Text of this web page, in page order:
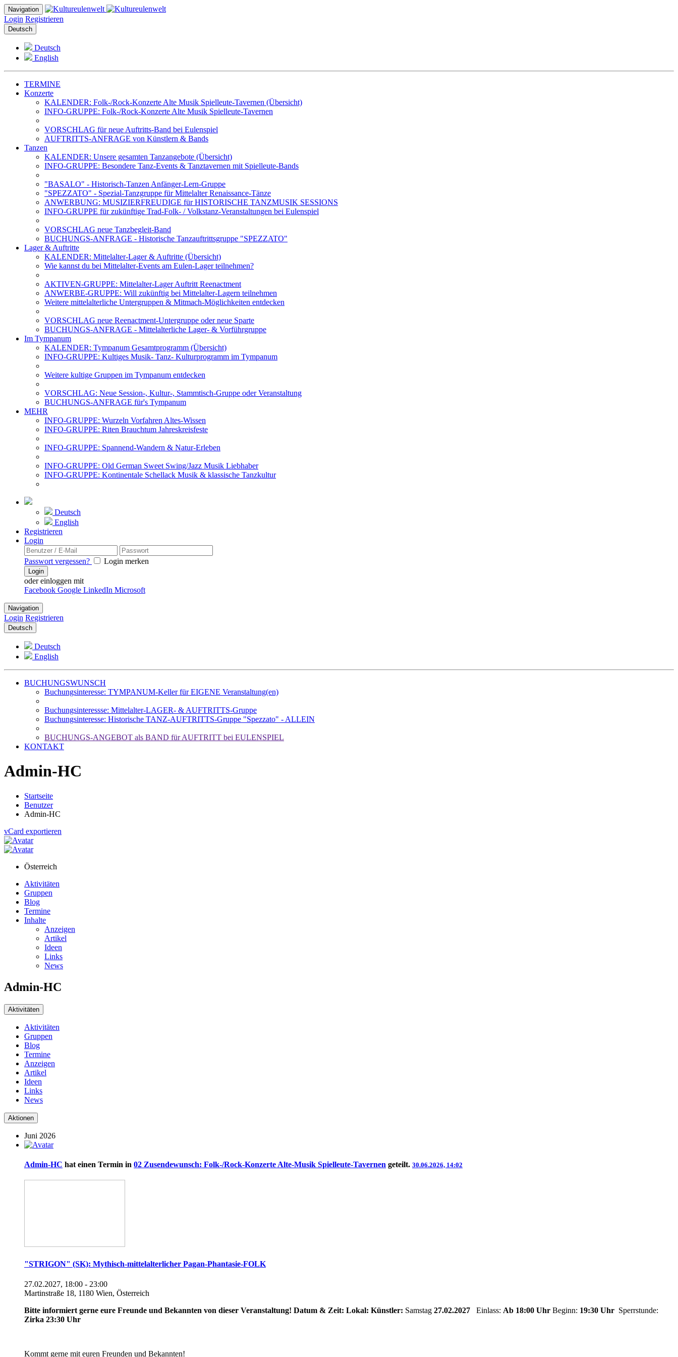
Navigation
Login Registrieren
Deutsch
Deutsch
English
TERMINE
Konzerte
KALENDER: Folk-/Rock-Konzerte Alte Musik Spielleute-Tavernen (Übersicht)
INFO-GRUPPE: Folk-/Rock-Konzerte Alte Musik Spielleute-Tavernen
VORSCHLAG für neue Auftritts-Band bei Eulenspiel
AUFTRITTS-ANFRAGE von Künstlern & Bands
Tanzen
KALENDER: Unsere gesamten Tanzangebote (Übersicht)
INFO-GRUPPE: Besondere Tanz-Events & Tanztavernen mit Spielleute-Bands
"BASALO" - Historisch-Tanzen Anfänger-Lern-Gruppe
"SPEZZATO" - Spezial-Tanzgruppe für Mittelalter Renaissance-Tänze
ANWERBUNG: MUSIZIERFREUDIGE für HISTORISCHE TANZMUSIK SESSIONS
INFO-GRUPPE für zukünftige Trad-Folk- / Volkstanz-Veranstaltungen bei Eulenspiel
VORSCHLAG neue Tanzbegleit-Band
BUCHUNGS-ANFRAGE - Historische Tanzauftrittsgruppe "SPEZZATO"
Lager & Auftritte
KALENDER: Mittelalter-Lager & Auftritte (Übersicht)
Wie kannst du bei Mittelalter-Events am Eulen-Lager teilnehmen?
AKTIVEN-GRUPPE: Mittelalter-Lager Auftritt Reenactment
ANWERBE-GRUPPE: Will zukünftig bei Mittelalter-Lagern teilnehmen
Weitere mittelalterliche Untergruppen & Mitmach-Möglichkeiten entdecken
VORSCHLAG neue Reenactment-Untergruppe oder neue Sparte
BUCHUNGS-ANFRAGE - Mittelalterliche Lager- & Vorführgruppe
Im Tympanum
KALENDER: Tympanum Gesamtprogramm (Übersicht)
INFO-GRUPPE: Kultiges Musik- Tanz- Kulturprogramm im Tympanum
Weitere kultige Gruppen im Tympanum entdecken
VORSCHLAG: Neue Session-, Kultur-, Stammtisch-Gruppe oder Veranstaltung
BUCHUNGS-ANFRAGE für's Tympanum
MEHR
INFO-GRUPPE: Wurzeln Vorfahren Altes-Wissen
INFO-GRUPPE: Riten Brauchtum Jahreskreisfeste
INFO-GRUPPE: Spannend-Wandern & Natur-Erleben
INFO-GRUPPE: Old German Sweet Swing/Jazz Musik Liebhaber
INFO-GRUPPE: Kontinentale Schellack Musik & klassische Tanzkultur
Deutsch
English
Registrieren
Login
Passwort vergessen? Login merken
Login
oder einloggen mit
Facebook Google LinkedIn Microsoft
Navigation
Login Registrieren
Deutsch
Deutsch
English
BUCHUNGSWUNSCH
Buchungsinteresse: TYMPANUM-Keller für EIGENE Veranstaltung(en)
Buchungsinteressse: Mittelalter-LAGER- & AUFTRITTS-Gruppe
Buchungsinteresse: Historische TANZ-AUFTRITTS-Gruppe "Spezzato" - ALLEIN
BUCHUNGS-ANGEBOT als BAND für AUFTRITT bei EULENSPIEL
KONTAKT
Admin-HC
Startseite
Benutzer
Admin-HC
vCard exportieren
Österreich
Aktivitäten
Gruppen
Blog
Termine
Inhalte
Anzeigen
Artikel
Ideen
Links
News
Admin-HC
Aktivitäten
Aktivitäten
Gruppen
Blog
Termine
Anzeigen
Artikel
Ideen
Links
News
Aktionen
Juni 2026
Admin-HC hat einen Termin in 02 Zusendewunsch: Folk-/Rock-Konzerte Alte-Musik Spielleute-Tavernen geteilt. 30.06.2026, 14:02
"STRIGON" (SK): Mythisch-mittelalterlicher Pagan-Phantasie-FOLK
27.02.2027, 18:00 - 23:00
Martinstraße 18, 1180 Wien, Österreich
Bitte informiert gerne eure Freunde und Bekannten von dieser Veranstaltung! Datum & Zeit: Lokal: Künstler: Samstag 27.02.2027 Einlass: Ab 18:00 Uhr Beginn: 19:30 Uhr Sperrstunde:
Zirka 23:30 Uhr
Kommt gerne mit euren Freunden und Bekannten!